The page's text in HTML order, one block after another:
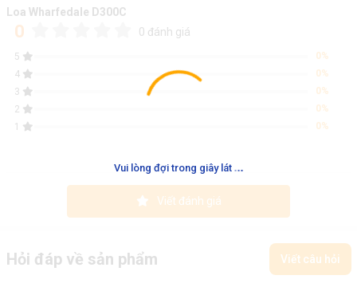
Vui lòng đợi trong giây lát ...
Loa Wharfedale D300C
0 0 đánh giá
5
0%
4
0%
3
0%
2
0%
1
0%
Viết đánh giá
Hỏi đáp về sản phẩm Viết câu hỏi